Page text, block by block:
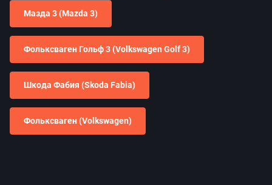
Мазда 3 (Mazda 3)
Фольксваген Гольф 3 (Volkswagen Golf 3)
Шкода Фабия (Skoda Fabia)
Фольксваген (Volkswagen)